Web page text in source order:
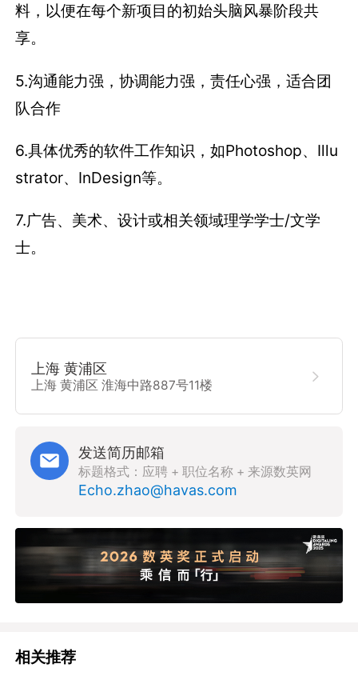
料，以便在每个新项目的初始头脑风暴阶段共
享。
5.沟通能力强，协调能力强，责任心强，适合团
队合作
6.具体优秀的软件工作知识，如Photoshop、Illu
strator、InDesign等。
7.广告、美术、设计或相关领域理学学士/文学
士。
上海 黄浦区
上海 黄浦区 淮海中路887号11楼

发送简历邮箱
标题格式：应聘 + 职位名称 + 来源数英网
Echo.zhao@havas.com
相关推荐